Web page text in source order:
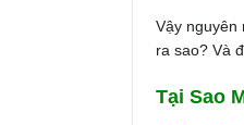
Vậy nguyên
ra sao? Và
Tại Sao